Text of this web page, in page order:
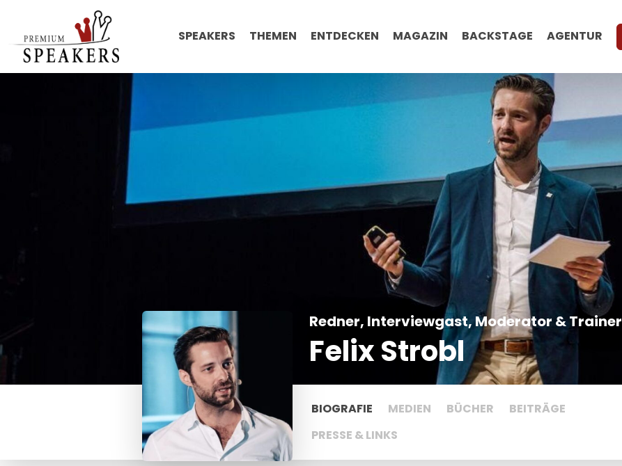
SPEAKERS THEMEN ENTDECKEN MAGAZIN BACKSTAGE AGENTUR
Redner, Interviewgast, Moderator & Trainer
Felix Strobl
BIOGRAFIE MEDIEN BÜCHER
BEITRÄGE
PRESSE & LINKS